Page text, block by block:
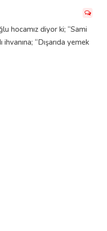
hocamız diyor ki; “Sami
“Dışarıda yemek